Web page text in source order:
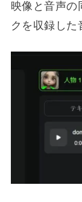
映像と音声の
クを収録した